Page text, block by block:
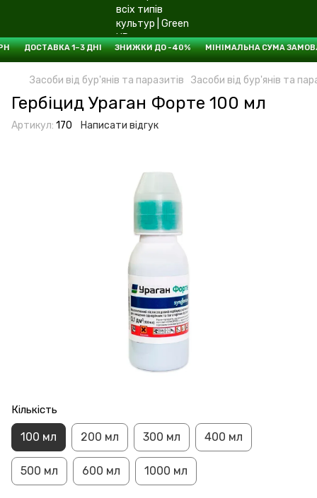
ДОСТАВКА 1–3 ДНІЗНИЖКИ ДО -40% МІНІМАЛЬНА СУМА
Засоби від бур'янів та паразитів Засоби від бур'янів та
Гербіцид Ураган Форте 100 мл
Артикул: 170 Написати відгук
Кількість
100 мл 200 мл 300 мл 400 мл
500 мл 600 мл 1000 мл